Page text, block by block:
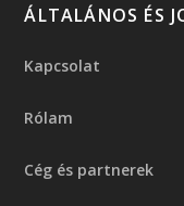
ÁLTALÁNOS ÉS
Kapcsolat
Rólam
Cég és partnerek